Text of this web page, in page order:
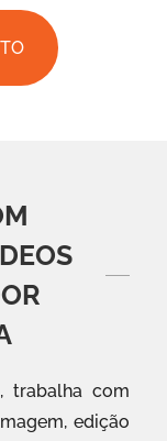
trabalha com
edição